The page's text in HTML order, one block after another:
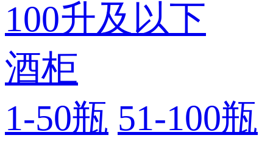
100升及以下
酒柜
1-50瓶 51-100瓶